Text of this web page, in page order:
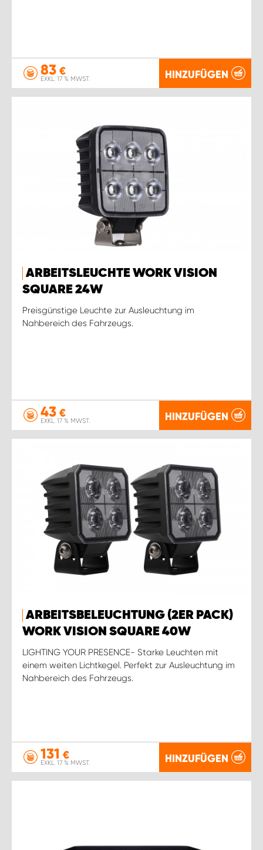
83 €
EXKL. 17 % MWST. HINZUFÜGEN
ARBEITSLEUCHTE WORK VISION
SQUARE 24W
Preisgünstige Leuchte zur Ausleuchtung im
Nahbereich des Fahrzeugs.
43 €
EXKL. 17 % MWST. HINZUFÜGEN
ARBEITSBELEUCHTUNG (2ER PACK)
WORK VISION SQUARE 40W
LIGHTING YOUR PRESENCE- Starke Leuchten mit
einem weiten Lichtkegel. Perfekt zur Ausleuchtung im
Nahbereich des Fahrzeugs.
131 €
EXKL. 17 % MWST. HINZUFÜGEN